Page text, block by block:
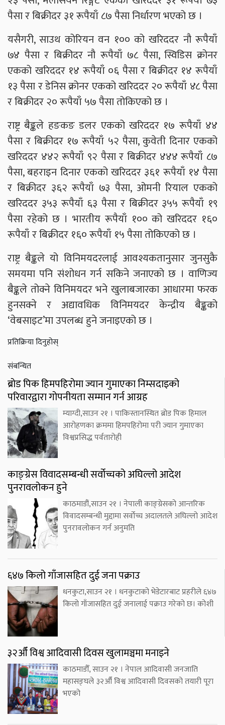
पैसा र बिक्रीदर ३१ रूपैयाँ ८७ पैसा निर्धारण भएको छ ।
यसैगरी, साउथ कोरियन वन १०० को खरिददर नौ रूपैयाँ
७४ पैसा र बिक्रीदर नौ रूपैयाँ ७८ पैसा, स्विडिस क्रोनर
एकको खरिददर १४ रूपैयाँ ०६ पैसा र बिक्रीदर १४ रूपैयाँ
१३ पैसा र डेनिस क्रोनर एकको खरिददर २० रूपैयाँ ४८ पैसा
र बिक्रीदर २० रूपैयाँ ५७ पैसा तोकिएको छ ।
राष्ट्र बैङ्कले हङकङ डलर एकको खरिददर १७ रूपैयाँ ४४
पैसा र बिक्रीदर १७ रूपैयाँ ५२ पैसा, कुवेती दिनार एकको
खरिददर ४४२ रूपैयाँ ९२ पैसा र बिक्रीदर ४४४ रूपैयाँ ८७
पैसा, बहराइन दिनार एकको खरिददर ३६१ रूपैयाँ १४ पैसा
र बिक्रीदर ३६२ रूपैयाँ ७३ पैसा, ओमनी रियाल एकको
खरिददर ३५३ रूपैयाँ ६३ पैसा र बिक्रीदर ३५५ रूपैयाँ १९
पैसा रहेको छ । भारतीय रूपैयाँ १०० को खरिददर १६०
रूपैयाँ र बिक्रीदर १६० रूपैयाँ १५ पैसा तोकिएको छ ।
राष्ट्र बैङ्कले यो विनिमयदरलाई आवश्यकतानुसार जुनसुकै
समयमा पनि संशोधन गर्न सकिने जनाएको छ । वाणिज्य
बैङ्कले तोक्ने विनिमयदर भने खुलाबजारका आधारमा फरक
हुनसक्ने र अद्यावधिक विनिमयदर केन्द्रीय बैङ्कको
‘वेबसाइट’मा उपलब्ध हुने जनाइएको छ ।
प्रतिक्रिया दिनुहोस्
संबन्धित
ब्रोड पिक हिमपहिरोमा ज्यान गुमाएका निम्सदाइको
परिवारद्वारा गोपनीयता सम्मान गर्न आग्रह
म्याग्दी,साउन २१ । पाकिस्तानस्थित ब्रोड पिक हिमाल
आरोहणका क्रममा हिमपहिरोमा परी ज्यान गुमाएका
विश्वप्रसिद्ध पर्वतारोही
काङ्ग्रेस विवादसम्बन्धी सर्वोच्चको अघिल्लो आदेश
पुनरावलोकन हुने
काठमाडौं,साउन २१ । नेपाली काङ्ग्रेसको आन्तरिक
विवादसम्बन्धी मुद्दामा सर्वोच्च अदालतले अघिल्लो आदेश
पुनरावलोकन गर्न अनुमति
६४७ किलो गाँजासहित दुई जना पक्राउ
धनकुटा,साउन २१ । धनकुटाको भेडेटारबाट प्रहरीले ६४७
किलो गाँजासहित दुई जनालाई पक्राउ गरेको छ। कोशी
३२औँ विश्व आदिवासी दिवस खुलामञ्चमा मनाइने
काठमाडौँ, साउन २१ । नेपाल आदिवासी जनजाति
महासङ्घले ३२औँ विश्व आदिवासी दिवसको तयारी पूरा
भएको